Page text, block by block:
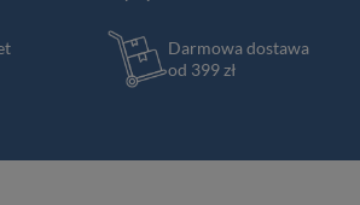
Darmowa dostawa
od 399 zł